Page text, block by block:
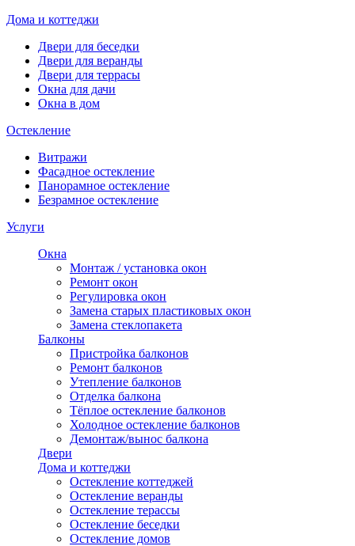
Дома и коттеджи
Двери для беседки
Двери для веранды
Двери для террасы
Окна для дачи
Окна в дом
Остекление
Витражи
Фасадное остекление
Панорамное остекление
Безрамное остекление
Услуги
Окна
Монтаж / установка окон
Ремонт окон
Регулировка окон
Замена старых пластиковых окон
Замена стеклопакета
Балконы
Пристройка балконов
Ремонт балконов
Утепление балконов
Отделка балкона
Тёплое остекление балконов
Холодное остекление балконов
Демонтаж/вынос балкона
Двери
Дома и коттеджи
Остекление коттеджей
Остекление веранды
Остекление терассы
Остекление беседки
Остекление домов